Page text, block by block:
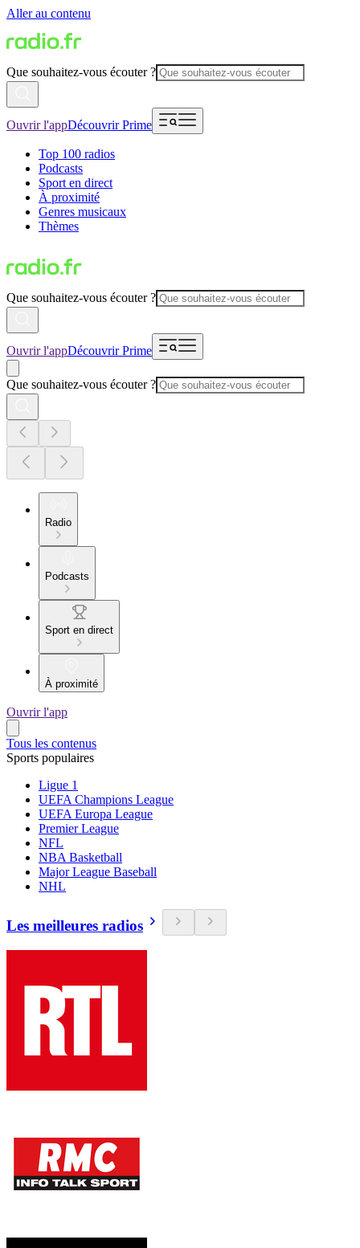
Aller au contenu
Que souhaitez-vous écouter ?
Ouvrir l'appDécouvrir Prime
Top 100 radios
Podcasts
Sport en direct
À proximité
Genres musicaux
Thèmes
Que souhaitez-vous écouter ?
Ouvrir l'appDécouvrir Prime
Que souhaitez-vous écouter ?
Radio
Podcasts
Sport en direct
À proximité
Ouvrir l'app
Tous les contenus
Sports populaires
Ligue 1
UEFA Champions League
UEFA Europa League
Premier League
NFL
NBA Basketball
Major League Baseball
NHL
Les meilleures radios